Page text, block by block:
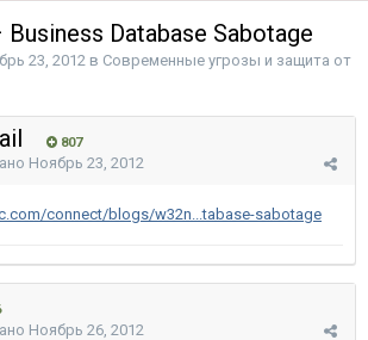
Database Sabotage
23, 2012 в Современные угрозы и защита от
807
Ноябрь 23, 2012
connect/blogs/w32n...tabase-sabotage
Ноябрь 26, 2012